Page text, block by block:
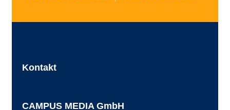
Kontakt
CAMPUS MEDIA GmbH